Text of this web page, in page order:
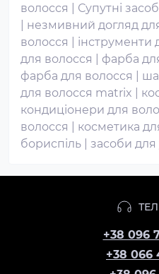
волосся
Супутні
незмивний догляд
волосся
інструменти
для волосся
фарба
фарба для волосся
для волосся matrix
кондиціонери для
волосся
косметика
бориспіль
засоби для
+38 096
+38 066